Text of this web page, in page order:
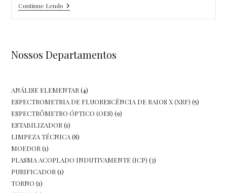
Continue LendoItaúna
MG
Espectrômetros
Nossos Departamentos
ANÁLISE ELEMENTAR 44
produtos
ESPECTROMETRIA DE FLUORESCÊNCIA DE RAIOS X (XRF) 55
ESPECTRÔMETRO ÓPTICO (OES) 99
ESTABILIZADOR 11
produto
LIMPEZA TÉCNICA 88
MOEDOR 11
produto
PLASMA ACOPLADO INDUTIVAMENTE (ICP) 33
PURIFICADOR 11
TORNO 11